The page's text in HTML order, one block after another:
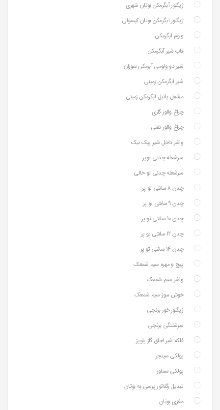
ژیگلور آبگرمکن بوتان شهری
ژیگلور آبگرمکن بوتان کپسولی
ولوم آبگرمکن
قاب شیر آبگرمکن
شیر دو ولومی آبرمکن سوزان
شیر آبگرمکن زمینی
مشعل پاتیل آبگرمکن زمینی
چراغ والور گازی
چراغ والور نفتی
واشر داخل شیر پیک نیک
سرشعله چدنی توپر
سرشعله چدنی تو خالی
چدن 8 سانتی تو پر
چدن 9 سانتی تو پر
چدن 10 سانتی تو پر
چدن 12 سانتی تو پر
چدن 14 سانتی تو پر
پیچ و مهره سیم شمعک
واشر سیم شمعک
خوش سوز سیم شمعک
ژیگلور خور برنجی
سرشلنگی برنجی
فلکه شیر اجاق گاز پلوپز
پولکی سینجر
پولکی سماور
تبدیل رگلاتور پرسی به بوتان
مغزی بوتان